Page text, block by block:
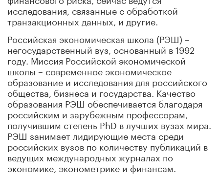
исследования, связанные с обработкой
транзакционных данных, и другие.
Российская экономическая школа (РЭШ) –
негосударственный вуз, основанный в 1992
году. Миссия Российской экономической
школы – современное экономическое
образование и исследования для российского
общества, бизнеса и государства. Качество
образования РЭШ обеспечивается благодаря
российским и зарубежным профессорам,
получившим степень PhD в лучших вузах мира.
РЭШ занимает лидирующие места среди
российских вузов по количеству публикаций в
ведущих международных журналах по
экономике, эконометрике и финансам.